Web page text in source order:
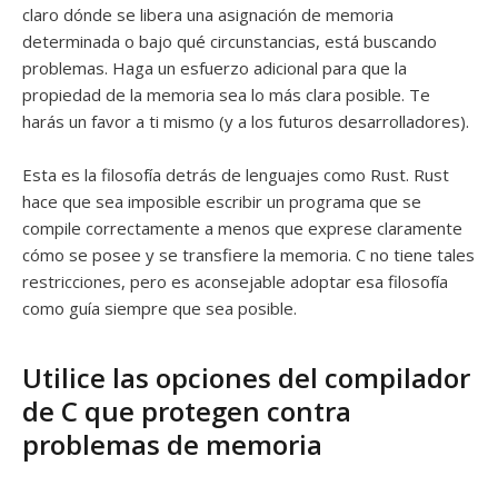
claro dónde se libera una asignación de memoria
determinada o bajo qué circunstancias, está buscando
problemas. Haga un esfuerzo adicional para que la
propiedad de la memoria sea lo más clara posible. Te
harás un favor a ti mismo (y a los futuros desarrolladores).
Esta es la filosofía detrás de lenguajes como Rust. Rust
hace que sea imposible escribir un programa que se
compile correctamente a menos que exprese claramente
cómo se posee y se transfiere la memoria. C no tiene tales
restricciones, pero es aconsejable adoptar esa filosofía
como guía siempre que sea posible.
Utilice las opciones del compilador
de C que protegen contra
problemas de memoria